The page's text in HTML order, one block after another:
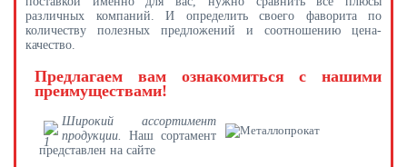
различных компаний. И определить своего фаворита по
количеству полезных предложений и соотношению цена-
качество.
Предлагаем вам ознакомиться с нашими
преимуществами!
Широкий ассортимент
продукции.
Наш сортамент
представлен на сайте